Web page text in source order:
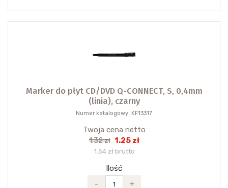
Marker do płyt CD/DVD Q-CONNECT, S, 0,4mm
(linia), czarny
Numer katalogowy: KF13317
Twoja cena netto
1.32 zł 1.25 zł
1.54 zł brutto
Ilość
-
+